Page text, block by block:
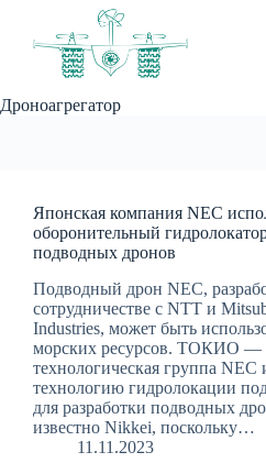
Дроноагрегатор
Японская компания NEC
оборонительный
подводных дронов
Подводный дрон NEC,
сотрудничестве с NTT и
Industries, может быть
морских ресурсов. ТОКИО —
технологическая группа NEC
технологию гидролокации
для разработки подводных
известно Nikkei, поскольку…
11.11.2023